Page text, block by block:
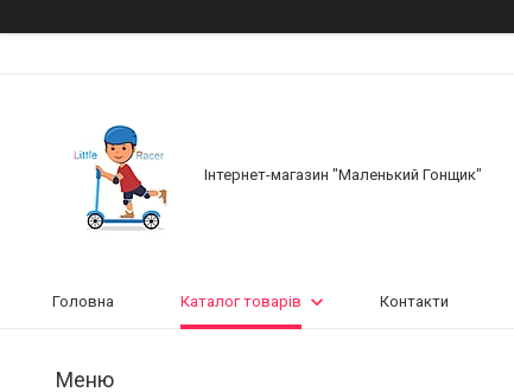
Інтернет-магазин "Маленький Гонщик"
Головна Каталог товарів Контакти